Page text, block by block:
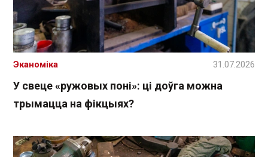
У свеце «ружовых поні»: ці доўга можна
трымацца на фікцыях?
Эканоміка 31.07.2026